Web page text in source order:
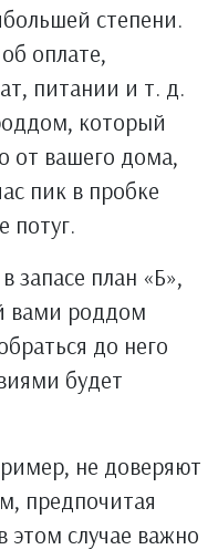
степени.
оплате,
питании и т. д.
который
от вашего дома,
пик в пробке
потуг.
запасе план «Б»,
вами роддом
до него
будет
не доверяют
предпочитая
этом случае важно